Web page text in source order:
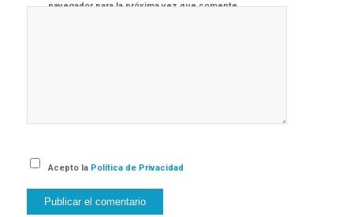
navegador para la próxima vez que comente.
Acepto la Política de Privacidad